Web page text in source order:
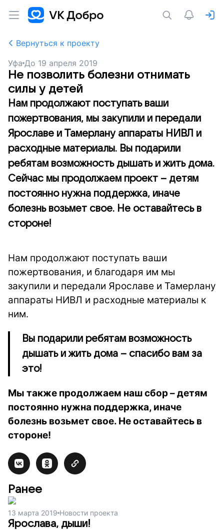
Вернуться к проекту
Уфа До 19 апреля 2019
Не позволить болезни отнимать
силы у детей
Нам продолжают поступать ваши
пожертвования, мы закупили и передали
Ярославе и Тамерлану аппараты НИВЛ и
расходные материалы. Вы подарили
ребятам возможность дышать и жить дома.
Сейчас мы продолжаем проект – детям
постоянно нужна поддержка, иначе
болезнь возьмет свое. Не оставайтесь в
стороне!
Нам продолжают поступать ваши
пожертвования, и благодаря им мы
закупили и передали Ярославе и Тамерлану
аппараты НИВЛ и расходные материалы к
ним.
Вы подарили ребятам возможность
дышать и жить дома – спасибо вам за
это!
Мы также продолжаем наш сбор – детям
постоянно нужна поддержка, иначе
болезнь возьмет свое. Не оставайтесь в
стороне!
Ранее
13 марта 2019 Новости проекта
Ярослава, дыши!